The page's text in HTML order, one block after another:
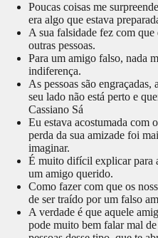
Poucas coisas me
era algo que estava
A sua falsidade fez com que
outras pessoas.
Para um amigo falso, nada
indiferença.
As pessoas são
seu lado não está perto e
Cassiano Sá
Eu estava acostumada com
perda da sua amizade foi
imaginar.
É muito difícil explicar para
um amigo querido.
Como fazer com que os
de ser traído por um falso
A verdade é que aquele
pode muito bem falar mal